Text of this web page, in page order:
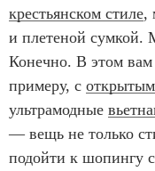
крестьянском стиле,
и плетеной сумкой.
Конечно. В этом
примеру, с
ультрамодные
— вещь не только
подойти к шопингу